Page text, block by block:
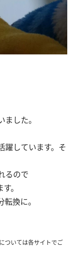
した。
躍しています。そ
るので
。
換に。
ついては各サイトでご